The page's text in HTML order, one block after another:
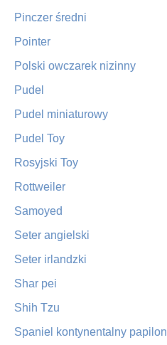
Pinczer średni
Pointer
Polski owczarek nizinny
Pudel
Pudel miniaturowy
Pudel Toy
Rosyjski Toy
Rottweiler
Samoyed
Seter angielski
Seter irlandzki
Shar pei
Shih Tzu
Spaniel kontynentalny papilon